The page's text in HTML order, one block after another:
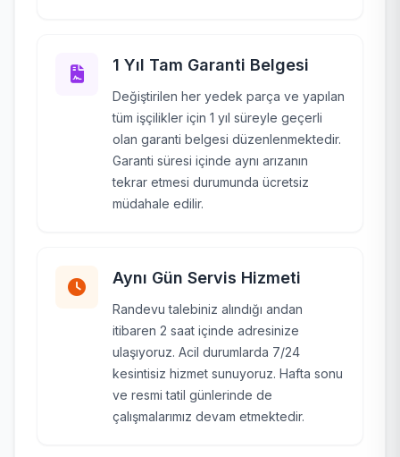
1 Yıl Tam Garanti Belgesi
Değiştirilen her yedek parça ve yapılan
tüm işçilikler için 1 yıl süreyle geçerli
olan garanti belgesi düzenlenmektedir.
Garanti süresi içinde aynı arızanın
tekrar etmesi durumunda ücretsiz
müdahale edilir.
Aynı Gün Servis Hizmeti
Randevu talebiniz alındığı andan
itibaren 2 saat içinde adresinize
ulaşıyoruz. Acil durumlarda 7/24
kesintisiz hizmet sunuyoruz. Hafta sonu
ve resmi tatil günlerinde de
çalışmalarımız devam etmektedir.